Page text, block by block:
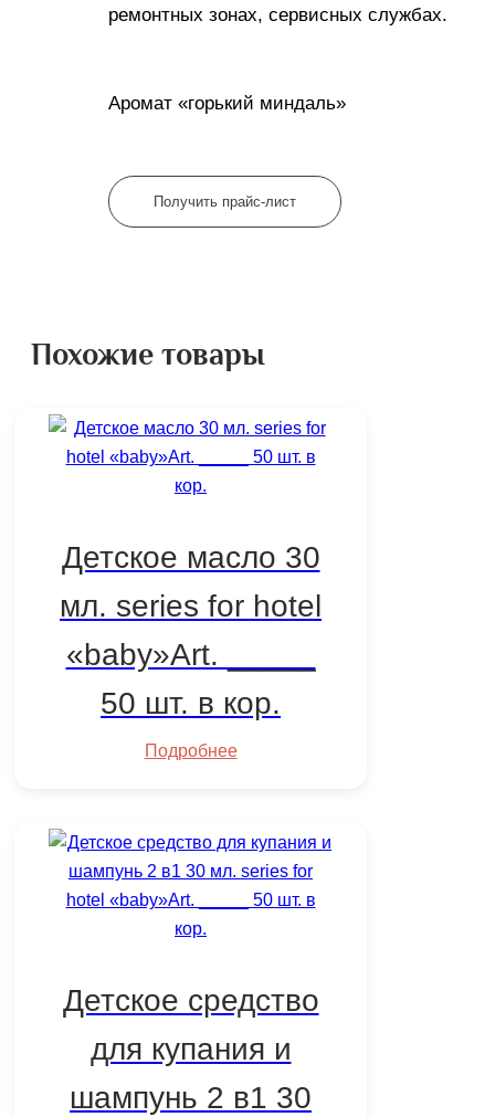
ремонтных зонах, сервисных службах.
Аромат «горький миндаль»
Получить прайс-лист
Похожие товары
Детское масло 30
мл. series for hotel
«baby»Art. _____
50 шт. в кор.
Подробнее
Детское средство
для купания и
шампунь 2 в1 30